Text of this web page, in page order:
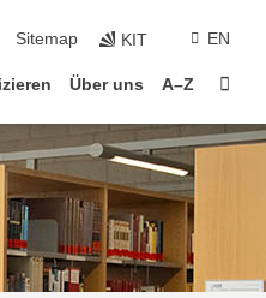
Sitemap KIT EN
Über uns A–Z